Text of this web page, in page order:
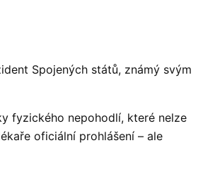
Spojených států, známý svým
fyzického nepohodlí, které nelze
oficiální prohlášení – ale